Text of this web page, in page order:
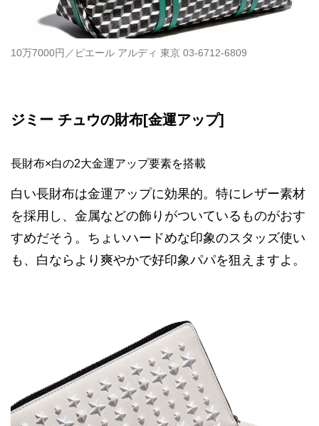
10万7000円／ピエール アルディ 東京 03-6712-6809
ジミー チュウの財布[金運アップ]
長財布×白の2大金運アップ要素を搭載
白い長財布は金運アップに効果的。特にレザー素材
を採用し、金属などの飾りがついているものがおす
すめだそう。ちょいハードめな印象のスタッズ使い
も、白ならより爽やかで好印象パパを狙えますよ。